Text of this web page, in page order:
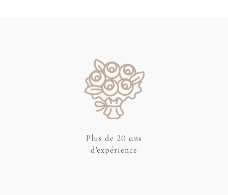
Plus de 20 ans
d'expérience